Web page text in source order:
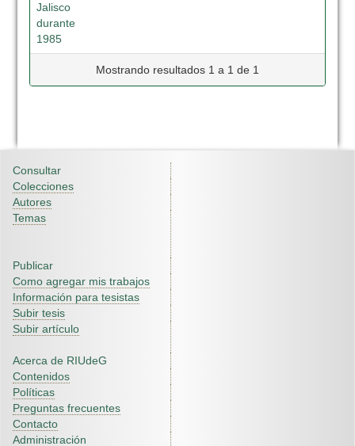
Jalisco
durante
1985
Mostrando resultados 1 a 1 de 1
Consultar
Colecciones
Autores
Temas
Publicar
Como agregar mis trabajos
Información para tesistas
Subir tesis
Subir artículo
Acerca de RIUdeG
Contenidos
Políticas
Preguntas frecuentes
Contacto
Administración